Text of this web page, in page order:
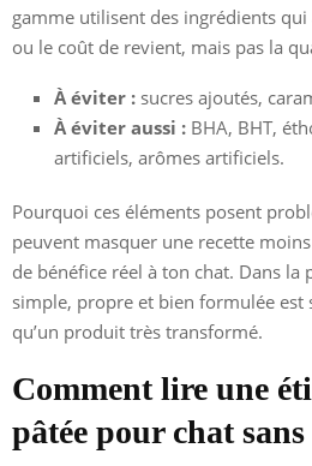
gamme utilisent des ingrédients qui
ou le coût de revient, mais pas la
À éviter : sucres ajoutés,
À éviter aussi : BHA, BHT,
artificiels, arômes artificiels.
Pourquoi ces éléments posent
peuvent masquer une recette
de bénéfice réel à ton chat. Dans la
simple, propre et bien formulée
qu’un produit très transformé.
Comment lire une
pâtée pour chat